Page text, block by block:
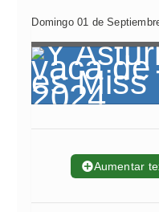
Domingo 01 de
➕Aumentar